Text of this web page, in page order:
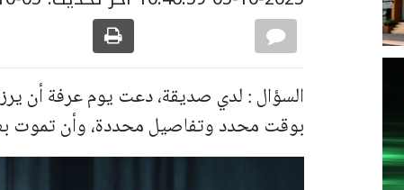
السؤال : لدي صديقة، دعت يوم عرفة أن
بوقت محدد وتفاصيل محددة، وأن تموت